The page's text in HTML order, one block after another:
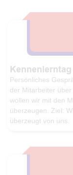
Kennenlerntag
Persönliches
der Mitarbeiter
wollen wir mit den
überzeugen. Ziel:
überzeugt von uns.